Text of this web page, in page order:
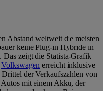
Abstand weltweit die meisten
keine Plug-in Hybride in
Das zeigt die Statista-Grafik
Volkswagen erreicht inklusive
der Verkaufszahlen von
mit einem Akku, der